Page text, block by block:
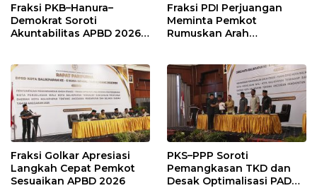
Fraksi PKB–Hanura–
Demokrat Soroti
Akuntabilitas APBD 2026
Modal
Fraksi PDI Perjuangan
Meminta Pemkot
Rumuskan Arah
Penyangga IKN
Fraksi Golkar Apresiasi
Langkah Cepat Pemkot
Sesuaikan APBD 2026
PKS–PPP Soroti
Pemangkasan TKD dan
Desak Optimalisasi PAD